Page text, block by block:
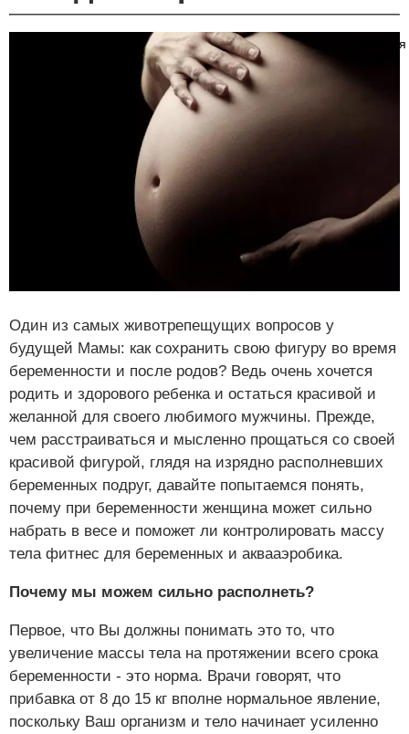
Нравится
Один из самых животрепещущих вопросов у
будущей Мамы: как сохранить свою фигуру во время
беременности и после родов? Ведь очень хочется
родить и здорового ребенка и остаться красивой и
желанной для своего любимого мужчины. Прежде,
чем расстраиваться и мысленно прощаться со своей
красивой фигурой, глядя на изрядно располневших
беременных подруг, давайте попытаемся понять,
почему при беременности женщина может сильно
набрать в весе и поможет ли контролировать массу
тела фитнес для беременных и аквааэробика.
Почему мы можем сильно располнеть?
Первое, что Вы должны понимать это то, что
увеличение массы тела на протяжении всего срока
беременности - это норма. Врачи говорят, что
прибавка от 8 до 15 кг вполне нормальное явление,
поскольку Ваш организм и тело начинает усиленно